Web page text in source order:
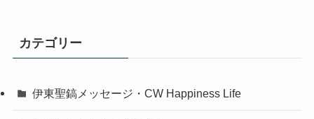
カテゴリー
伊東聖鎬メッセージ・CW Happiness Life